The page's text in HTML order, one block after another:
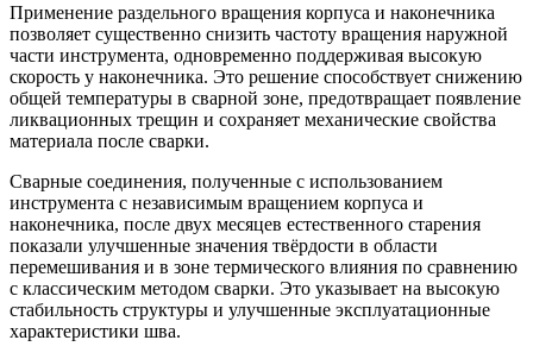
Применение раздельного вращения корпуса и наконечника
позволяет существенно снизить частоту вращения наружной
части инструмента, одновременно поддерживая высокую
скорость у наконечника. Это решение способствует снижению
общей температуры в сварной зоне, предотвращает появление
ликвационных трещин и сохраняет механические свойства
материала после сварки.
Сварные соединения, полученные с использованием
инструмента с независимым вращением корпуса и
наконечника, после двух месяцев естественного старения
показали улучшенные значения твёрдости в области
перемешивания и в зоне термического влияния по сравнению
с классическим методом сварки. Это указывает на высокую
стабильность структуры и улучшенные эксплуатационные
характеристики шва.